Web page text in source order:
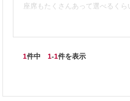
座席もたくさんあって選べるく
【料金】
1件中 1-1件を表示